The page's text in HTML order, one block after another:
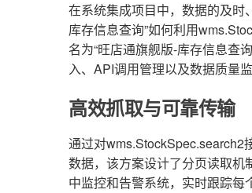
在系统集成项目中，数据的及时
库存信息查询”如何利用
名为“旺店通旗舰版-库存信息查
入、API调用管理以及数据质量监
高效抓取与可靠传输
通过对wms.StockSpec.search2
数据，该方案设计了分页读取
中监控和告警系统，实时跟踪每